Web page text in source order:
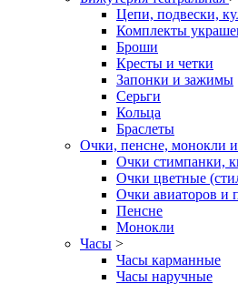
Цепи, подвески,
Комплекты
Броши
Кресты и четки
Запонки и зажимы
Серьги
Кольца
Браслеты
Очки, пенсне, монокли
Очки стимпанки,
Очки цветные
Очки авиаторов и
Пенсне
Монокли
Часы >
Часы карманные
Часы наручные